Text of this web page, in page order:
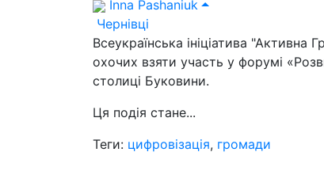
Inna Pashaniuk
Чернівці
Всеукраїнська ініціатива "Активна
охочих взяти участь у форумі
столиці Буковини.
Ця подія стане...
Теги: цифровізація, громади